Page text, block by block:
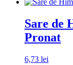
Sare de
Pronat
6,73 lei